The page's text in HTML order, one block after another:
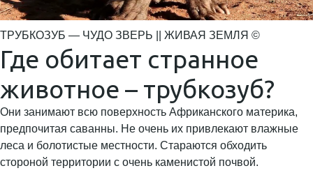
ТРУБКОЗУБ — ЧУДО ЗВЕРЬ || ЖИВАЯ ЗЕМЛЯ ©
Где обитает странное
животное – трубкозуб?
Они занимают всю поверхность Африканского материка,
предпочитая саванны. Не очень их привлекают влажные
леса и болотистые местности. Стараются обходить
стороной территории с очень каменистой почвой.